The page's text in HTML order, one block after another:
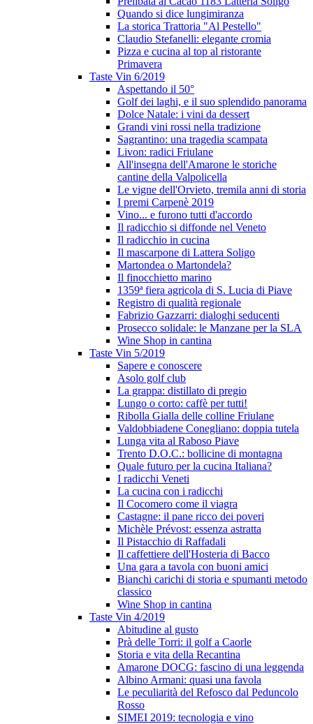
Quando si dice lungimiranza
La storica Trattoria "Al Pestello"
Claudio Stefanelli: elegante cromia
Pizza e cucina al top al ristorante
Primavera
Taste Vin 6/2019
Aspettando il 50°
Golf dei laghi, e il suo splendido panorama
Dolce Natale: i vini da dessert
Grandi vini rossi nella tradizione
Sagrantino: una tragedia scampata
Livon: radici Friulane
All'insegna dell'Amarone le storiche
cantine della Valpolicella
Le vigne dell'Orvieto, tremila anni di storia
I premi Carpenè 2019
Vino... e furono tutti d'accordo
Il radicchio si diffonde nel Veneto
Il radicchio in cucina
Il mascarpone di Lattera Soligo
Martondea o Martondela?
Il finocchietto marino
1359ª fiera agricola di S. Lucia di Piave
Registro di qualità regionale
Fabrizio Gazzarri: dialoghi seducenti
Prosecco solidale: le Manzane per la SLA
Wine Shop in cantina
Taste Vin 5/2019
Sapere e conoscere
Asolo golf club
La grappa: distillato di pregio
Lungo o corto: caffè per tutti!
Ribolla Gialla delle colline Friulane
Valdobbiadene Conegliano: doppia tutela
Lunga vita al Raboso Piave
Trento D.O.C.: bollicine di montagna
Quale futuro per la cucina Italiana?
I radicchi Veneti
La cucina con i radicchi
Il Cocomero come il viagra
Castagne: il pane ricco dei poveri
Michèle Prévost: essenza astratta
Il Pistacchio di Raffadali
Il caffettiere dell'Hosteria di Bacco
Una gara a tavola con buoni amici
Bianchi carichi di storia e spumanti metodo
classico
Wine Shop in cantina
Taste Vin 4/2019
Abitudine al gusto
Prà delle Torri: il golf a Caorle
Storia e vita della Recantina
Amarone DOCG: fascino di una leggenda
Albino Armani: quasi una favola
Le peculiarità del Refosco dal Peduncolo
Rosso
SIMEI 2019: tecnologia e vino